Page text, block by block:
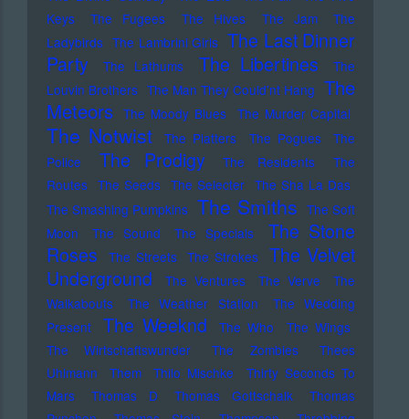
Keys
The Fugees The Hives The Jam
The
Ladybirds The Lambrini Girls The Last Dinner
Party
The Lathums The Libertines
The
Louvin Brothers The Man They Could'nt Hang The
Meteors The Moody Blues The Murder Capital
The Notwist The Platters The Pogues
The
Police
The Prodigy The Residents
The
Routes The Seeds The Selecter The Sha La Das
The Smashing Pumpkins The Smiths The Soft
Moon
The Sound The Specials
The Stone
Roses
The Streets The Strokes
The Velvet
Underground
The Ventures The Verve
The
Walkabouts
The Weather Station
The Wedding
Present
The Weeknd The Who
The Wings
The Wirtschaftswunder
The Zombies
Thees
Uhlmann
Them Thilo Mischke
Thirty Seconds To
Mars
Thomas D Thomas Gottschalk
Thomas